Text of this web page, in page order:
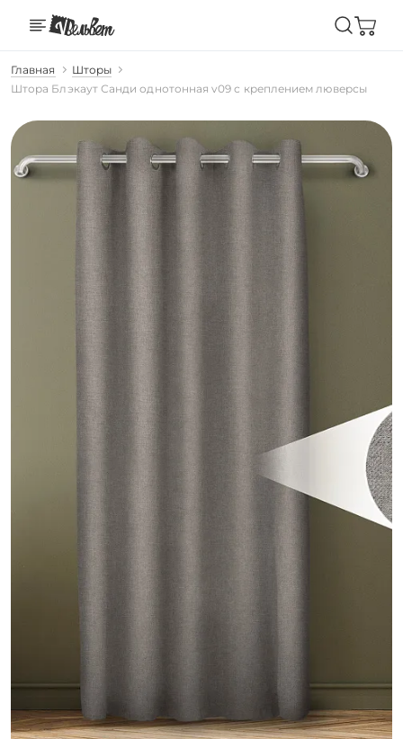
Главная
Шторы
Штора Блэкаут Санди однотонная v09 с креплением люверсы